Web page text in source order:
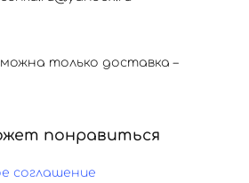
только доставка –
понравиться
соглашение